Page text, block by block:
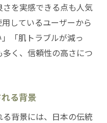
を実感できる点も人気
しているユーザーから
「肌トラブルが減っ
く、信頼性の高さにつ
る背景
背景には、日本の伝統